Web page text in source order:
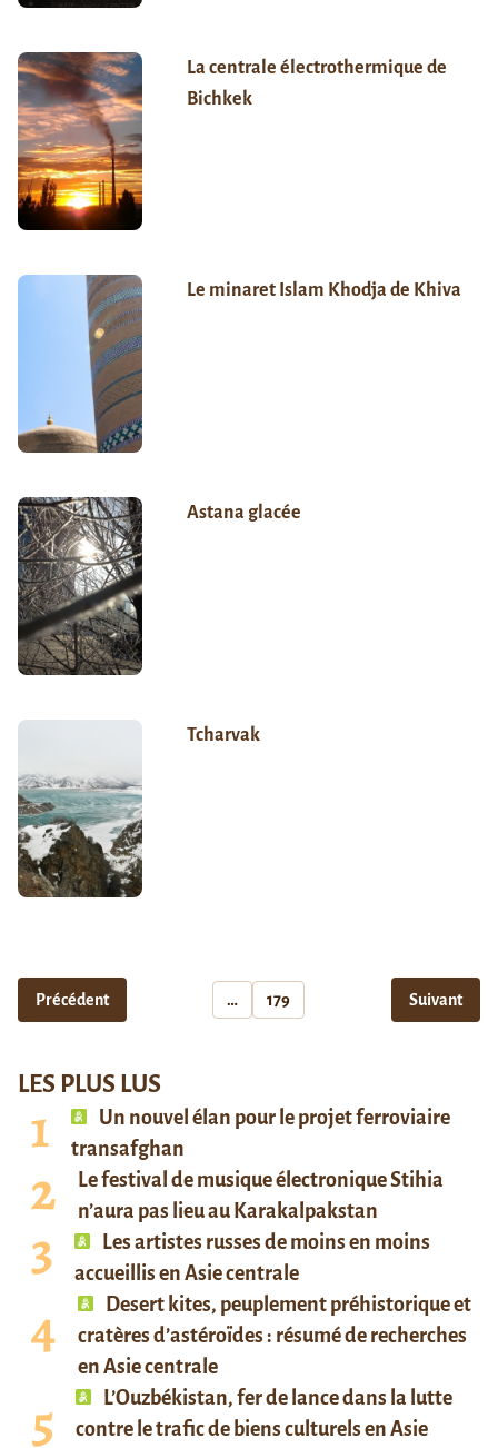
La centrale électrothermique de
Bichkek
Le minaret Islam Khodja de Khiva
Astana glacée
Tcharvak
Précédent … 179 Suivant
LES PLUS LUS
Un nouvel élan pour le projet ferroviaire
transafghan
Le festival de musique électronique Stihia
n’aura pas lieu au Karakalpakstan
Les artistes russes de moins en moins
accueillis en Asie centrale
Desert kites, peuplement préhistorique et
cratères d’astéroïdes : résumé de recherches
en Asie centrale
L’Ouzbékistan, fer de lance dans la lutte
contre le trafic de biens culturels en Asie